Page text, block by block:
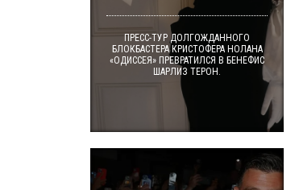
ПРЕСС-ТУР ДОЛГОЖДАННОГО
БЛОКБАСТЕРА КРИСТОФЕРА НОЛАНА
«ОДИССЕЯ» ПРЕВРАТИЛСЯ В БЕНЕФИС
ШАРЛИЗ ТЕРОН.